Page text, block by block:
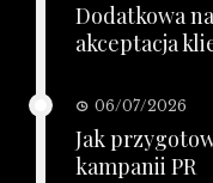
Dodatkowa
akceptacja
06/07/2026
Jak
kampanii PR